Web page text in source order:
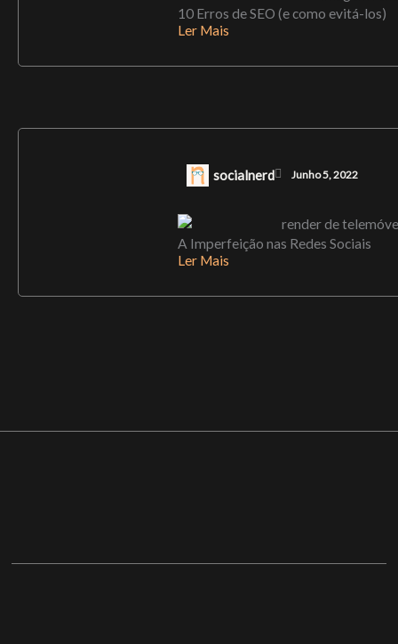
10 Erros de SEO (e como evitá-los)
Ler Mais
socialnerd Junho 5, 2022
A Imperfeição nas Redes Sociais
Ler Mais